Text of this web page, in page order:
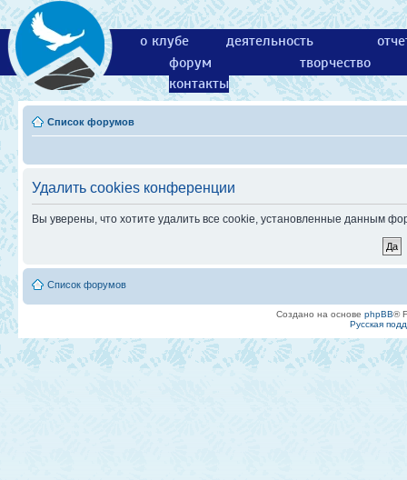
о клубе деятельность
форум
творчество
контакты
Список форумов
Удалить cookies конференции
Вы уверены, что хотите удалить все cookie, установленные данным
Список форумов
Создано на основе phpBB®
Русская